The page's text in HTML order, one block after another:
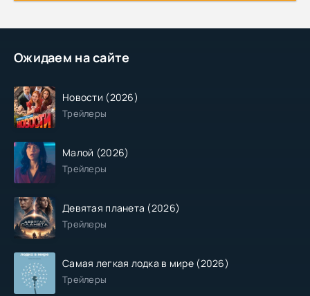
Ожидаем на сайте
Новости (2026)
Трейлеры
Малой (2026)
Трейлеры
Девятая планета (2026)
Трейлеры
Самая легкая лодка в мире (2026)
Трейлеры